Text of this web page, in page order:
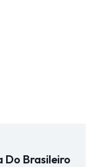
Do Brasileiro